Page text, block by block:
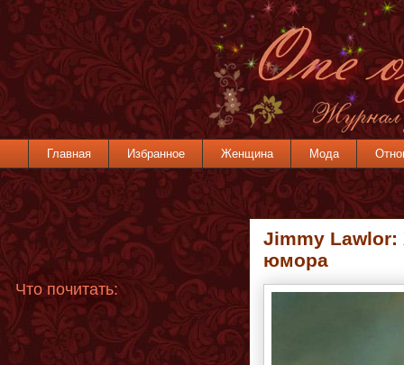
Главная Избранное Женщина Мода
Jimmy Lawlor:
юмора
Что почитать: